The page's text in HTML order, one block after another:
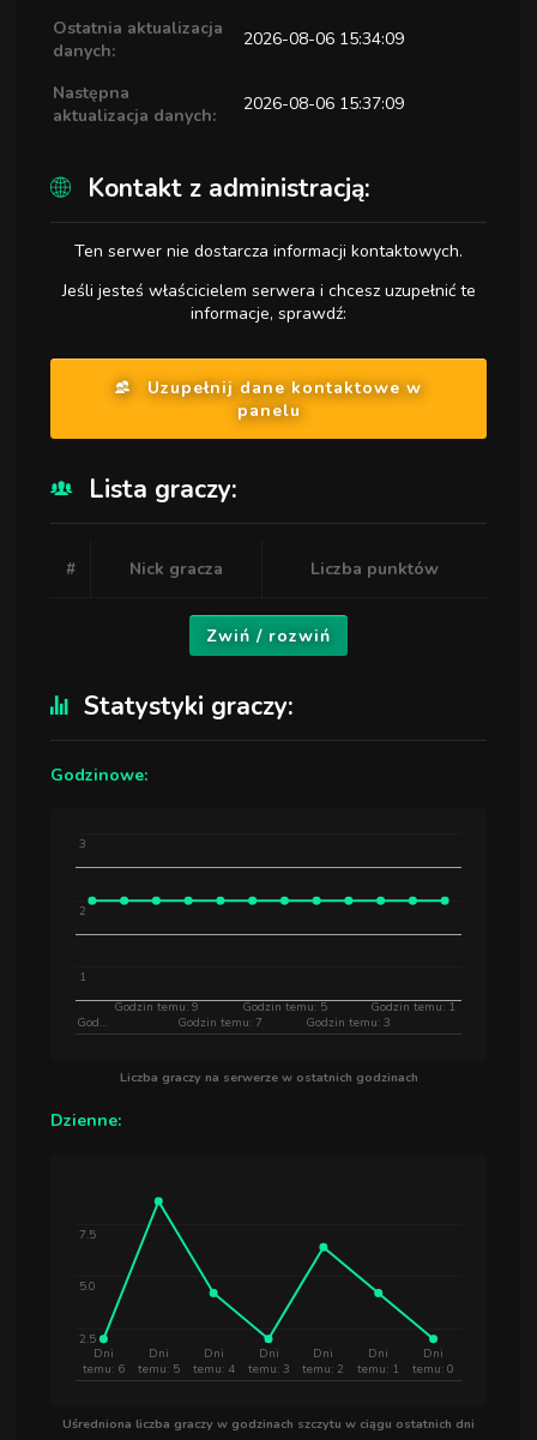
Ostatnia aktualizacja
danych:
2026-08-06 15:34:09
Następna
aktualizacja danych:
2026-08-06 15:37:09
Kontakt z administracją:
Ten serwer nie dostarcza informacji kontaktowych.
Jeśli jesteś właścicielem serwera i chcesz uzupełnić te
informacje, sprawdź:
Uzupełnij dane kontaktowe w
panelu
Lista graczy:
# Nick gracza Liczba punktów
Zwiń / rozwiń
Statystyki graczy:
Godzinowe:
God…
Godzin temu: 9
Godzin temu: 7
Godzin temu: 5
Godzin temu: 3
Godzin temu: 1
1
2
3
Liczba graczy na serwerze w ostatnich godzinach
Dzienne:
temu: 6
Dni
temu: 5
Dni
temu: 4
Dni
temu: 3
Dni
temu: 2
Dni
temu: 1
Dni
temu: 0
Dni
2.5
5.0
7.5
Uśredniona liczba graczy w godzinach szczytu w ciągu ostatnich dni